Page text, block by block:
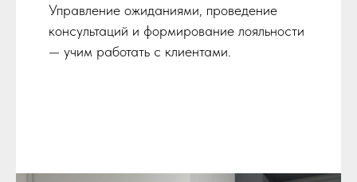
Управление ожиданиями, проведение
консультаций и формирование лояльности
— учим работать с клиентами.